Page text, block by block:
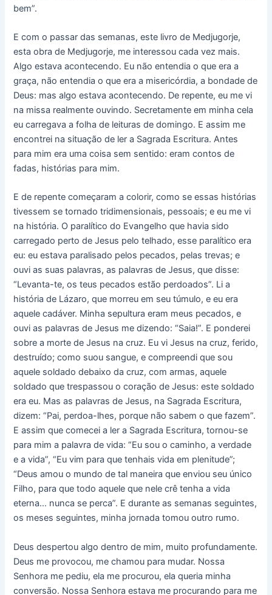
bem”.
E com o passar das semanas, este livro de Medjugorje,
esta obra de Medjugorje, me interessou cada vez mais.
Algo estava acontecendo. Eu não entendia o que era a
graça, não entendia o que era a misericórdia, a bondade de
Deus: mas algo estava acontecendo. De repente, eu me vi
na missa realmente ouvindo. Secretamente em minha cela
eu carregava a folha de leituras de domingo. E assim me
encontrei na situação de ler a Sagrada Escritura. Antes
para mim era uma coisa sem sentido: eram contos de
fadas, histórias para mim.
E de repente começaram a colorir, como se essas histórias
tivessem se tornado tridimensionais, pessoais; e eu me vi
na história. O paralítico do Evangelho que havia sido
carregado perto de Jesus pelo telhado, esse paralítico era
eu: eu estava paralisado pelos pecados, pelas trevas; e
ouvi as suas palavras, as palavras de Jesus, que disse:
“Levanta-te, os teus pecados estão perdoados”. Li a
história de Lázaro, que morreu em seu túmulo, e eu era
aquele cadáver. Minha sepultura eram meus pecados, e
ouvi as palavras de Jesus me dizendo: “Saia!”. E ponderei
sobre a morte de Jesus na cruz. Eu vi Jesus na cruz, ferido,
destruído; como suou sangue, e compreendi que sou
aquele soldado debaixo da cruz, com armas, aquele
soldado que trespassou o coração de Jesus: este soldado
era eu. Mas as palavras de Jesus, na Sagrada Escritura,
dizem: “Pai, perdoa-lhes, porque não sabem o que fazem”.
E assim que comecei a ler a Sagrada Escritura, tornou-se
para mim a palavra de vida: “Eu sou o caminho, a verdade
e a vida”, “Eu vim para que tenhais vida em plenitude”;
“Deus amou o mundo de tal maneira que enviou seu único
Filho, para que todo aquele que nele crê tenha a vida
eterna… nunca se perca”. E durante as semanas seguintes,
os meses seguintes, minha jornada tomou outro rumo.
Deus despertou algo dentro de mim, muito profundamente.
Deus me provocou, me chamou para mudar. Nossa
Senhora me pediu, ela me procurou, ela queria minha
conversão. Nossa Senhora estava me procurando para me